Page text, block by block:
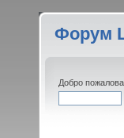
Форум
Добро